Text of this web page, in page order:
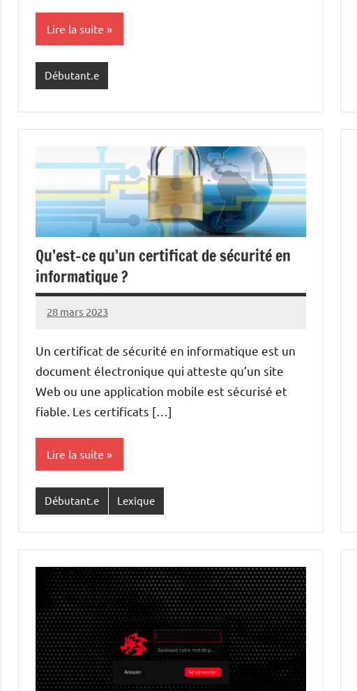
Lire la suite
Débutant.e
Qu’est-ce qu’un certificat de sécurité en
informatique ?
28 mars 2023
nohackme
Aucun
Un certificat de sécurité en informatique est un
document électronique qui atteste qu’un site
Web ou une application mobile est sécurisé et
fiable. Les certificats […]
Lire la suite
Débutant.e Lexique